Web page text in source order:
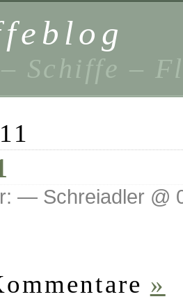
Schiffe –
— Schreiadler @
»